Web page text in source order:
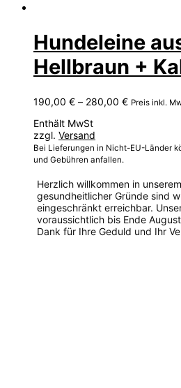
Hundeleine
Hellbraun +
190,00 € – 280,00 € Preis inkl.
Enthält MwSt
zzgl. Versand
Bei Lieferungen in Nicht-EU-Länder
und Gebühren anfallen.
Herzlich willkommen in
gesundheitlicher Gründe sind
eingeschränkt erreichbar.
voraussichtlich bis Ende
Dank für Ihre Geduld und Ihr